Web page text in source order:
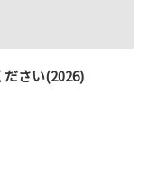
さい(2026)